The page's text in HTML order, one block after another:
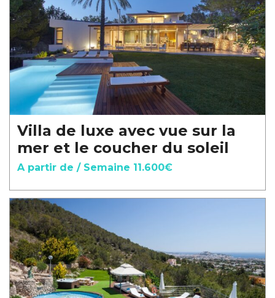
Villa de luxe avec vue sur la
mer et le coucher du soleil
A partir de / Semaine 11.600€